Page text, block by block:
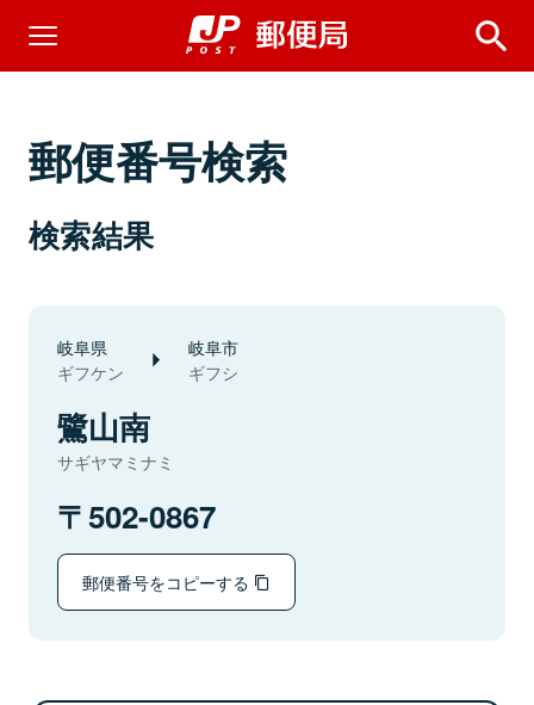
郵便番号検索
検索結果
岐阜県
ギフケン
岐阜市
ギフシ
鷺山南
サギヤマミナミ
502-0867
郵便番号をコピーする